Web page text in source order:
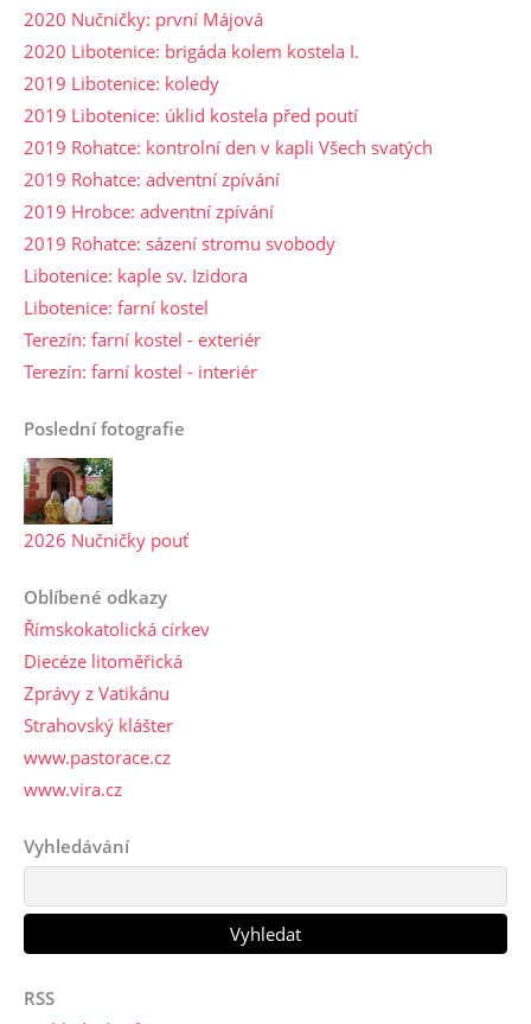
2020 Nučničky: první Májová
2020 Libotenice: brigáda kolem kostela I.
2019 Libotenice: koledy
2019 Libotenice: úklid kostela před poutí
2019 Rohatce: kontrolní den v kapli Všech svatých
2019 Rohatce: adventní zpívání
2019 Hrobce: adventní zpívání
2019 Rohatce: sázení stromu svobody
Libotenice: kaple sv. Izidora
Libotenice: farní kostel
Terezín: farní kostel - exteriér
Terezín: farní kostel - interiér
Poslední fotografie
2026 Nučničky pouť
Oblíbené odkazy
Římskokatolická církev
Diecéze litoměřická
Zprávy z Vatikánu
Strahovský klášter
www.pastorace.cz
www.vira.cz
Vyhledávání
RSS